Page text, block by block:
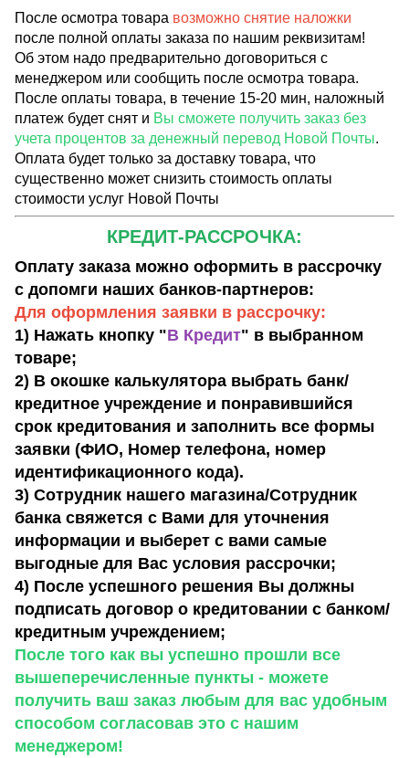
После осмотра товара возможно снятие наложки
после полной оплаты заказа по нашим реквизитам!
Об этом надо предварительно договориться с
менеджером или сообщить после осмотра товара.
После оплаты товара, в течение 15-20 мин, наложный
платеж будет снят и Вы сможете получить заказ без
учета процентов за денежный перевод Новой Почты.
Оплата будет только за доставку товара, что
существенно может снизить стоимость оплаты
стоимости услуг Новой Почты
КРЕДИТ-РАССРОЧКА:
Оплату заказа можно оформить в рассрочку
с допомги наших банков-партнеров:
Для оформления заявки в рассрочку:
1) Нажать кнопку "В Кредит" в выбранном
товаре;
2) В окошке калькулятора выбрать банк/
кредитное учреждение и понравившийся
срок кредитования и заполнить все формы
заявки (ФИО, Номер телефона, номер
идентификационного кода).
3) Сотрудник нашего магазина/Сотрудник
банка свяжется с Вами для уточнения
информации и выберет с вами самые
выгодные для Вас условия рассрочки;
4) После успешного решения Вы должны
подписать договор о кредитовании с банком/
кредитным учреждением;
После того как вы успешно прошли все
вышеперечисленные пункты - можете
получить ваш заказ любым для вас удобным
способом согласовав это с нашим
менеджером!